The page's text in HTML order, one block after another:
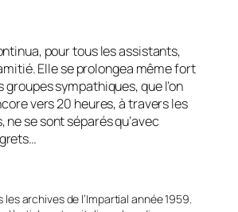
pour tous les assistants,
Elle se prolongea même fort
groupes sympathiques, que l’on
vers 20 heures, à travers les
ne se sont séparés qu’avec
les archives de l’Impartial année 1959.